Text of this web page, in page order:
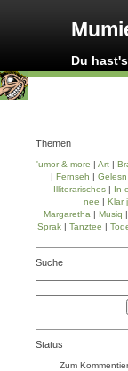
Du
Themen
'umor & more | Art |
| Fernseh | Gelesn
Illiterarisches | In
nee | Klar
Margaretha | Musiq |
Sprak | Tanztee |
Suche
Status
Zum